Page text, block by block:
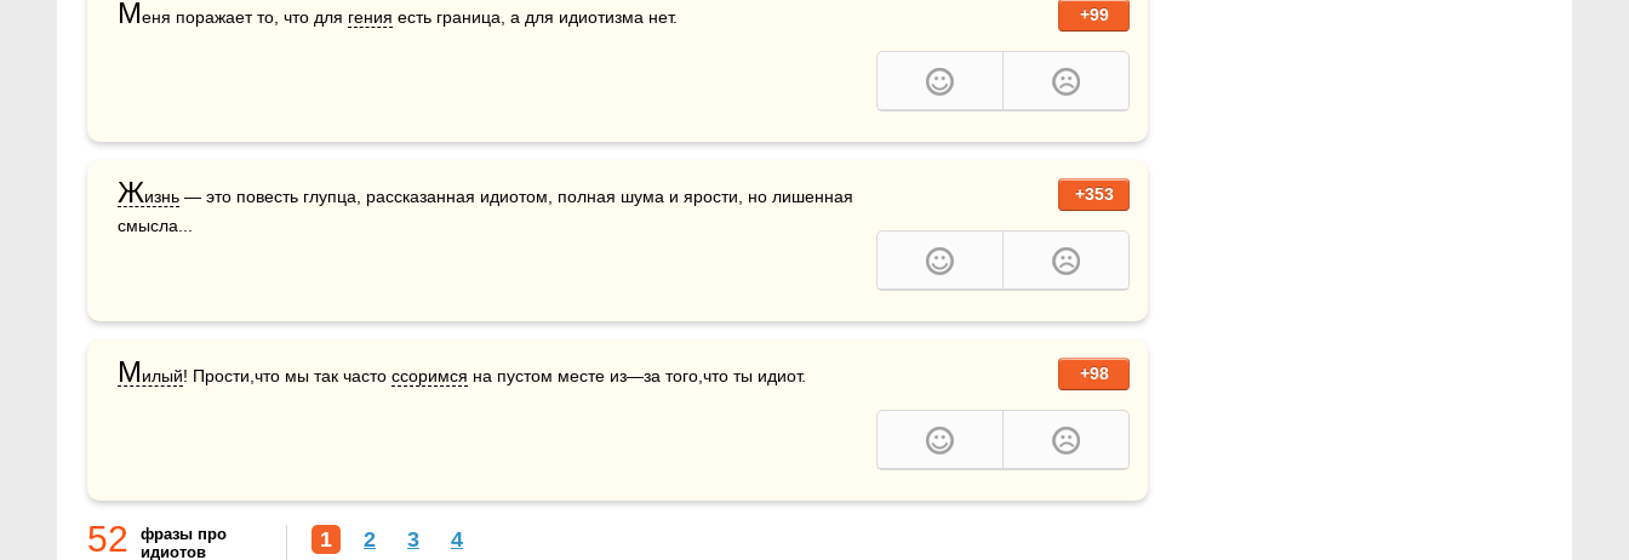
+99
Меня поражает то, что для гения есть граница, а для идиотизма нет.
+353
Жизнь — это повесть глупца, рассказанная идиотом, полная шума и ярости, но лишенная
смысла...
+98
Милый! Прости,что мы так часто ссоримся на пустом месте из—за того,что ты идиот.
52
фразы про
идиотов
1 2 3 4